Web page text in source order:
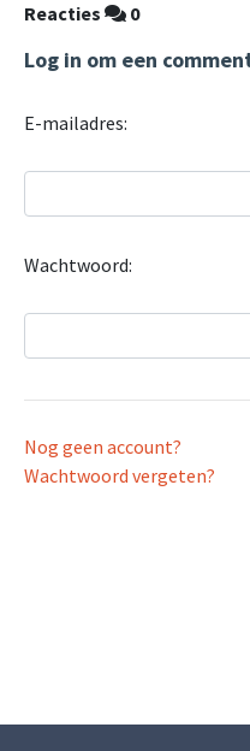
Reacties 0
Log in om een
E-mailadres:
Wachtwoord:
Nog geen account?
Wachtwoord vergeten?